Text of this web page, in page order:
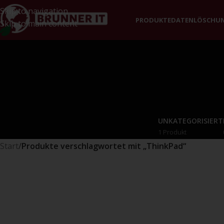
Skip to navigation
Skip to main content
PRODUKTE
UNKATEGORISIERT
1 Produkt
Start/Produkte verschlagwortet mit „ThinkPad“